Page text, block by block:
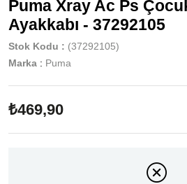
Puma Xray Ac Ps
Ayakkabı - 37292105
Stok Kodu
(37292105)
Marka : Puma
₺469,90